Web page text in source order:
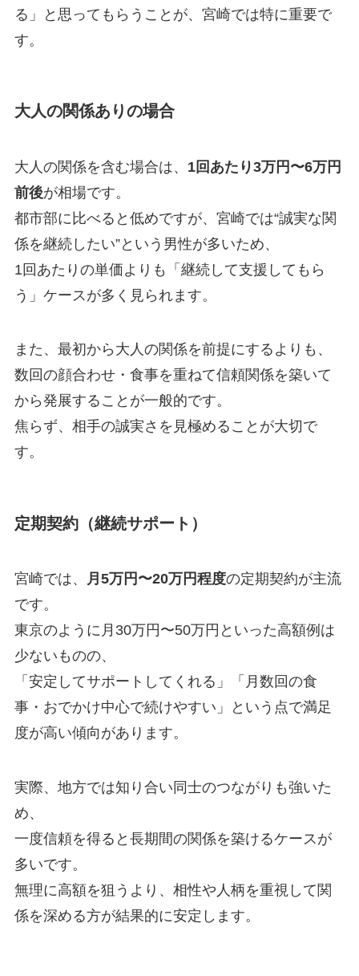
る」と思ってもらうことが、宮崎では特に重要で
す。
大人の関係ありの場合
大人の関係を含む場合は、 1回あたり3万円〜6万円
前後が相場です。
都市部に比べると低めですが、宮崎では“誠実な関
係を継続したい”という男性が多いため、
1回あたりの単価よりも「継続して支援してもら
う」ケースが多く見られます。
また、最初から大人の関係を前提にするよりも、
数回の顔合わせ・食事を重ねて信頼関係を築いて
から発展することが一般的です。
焦らず、相手の誠実さを見極めることが大切で
す。
定期契約（継続サポート）
宮崎では、 月5万円〜20万円程度の定期契約が主流
です。
東京のように月30万円〜50万円といった高額例は
少ないものの、
「安定してサポートしてくれる」「月数回の食
事・おでかけ中心で続けやすい」という点で満足
度が高い傾向があります。
実際、地方では知り合い同士のつながりも強いた
め、
一度信頼を得ると長期間の関係を築けるケースが
多いです。
無理に高額を狙うより、相性や人柄を重視して関
係を深める方が結果的に安定します。